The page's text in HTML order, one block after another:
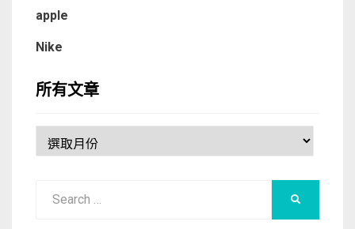
apple
Nike
所有文章
有